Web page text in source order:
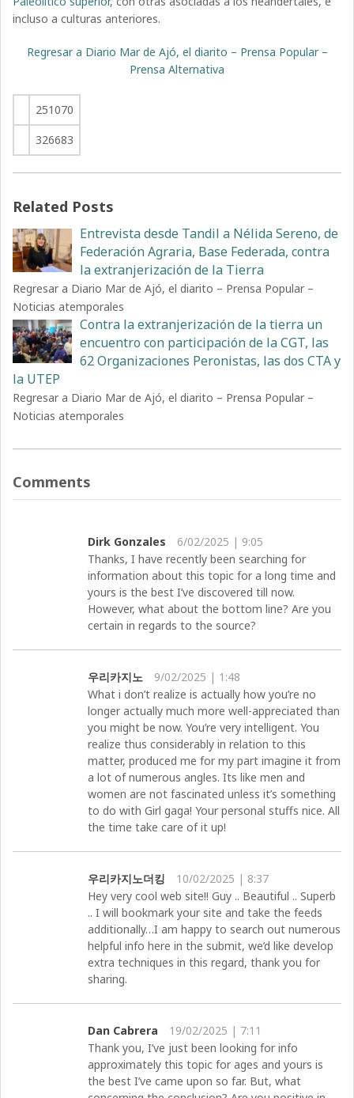
incluso a culturas anteriores.
Regresar a Diario Mar de Ajó, el diarito – Prensa Popular –
Prensa Alternativa
251070
326683
Related Posts
Entrevista desde Tandil a Nélida Sereno, de
Federación Agraria, Base Federada, contra
la extranjerización de la Tierra
Regresar a Diario Mar de Ajó, el diarito – Prensa Popular –
Noticias atemporales
Contra la extranjerización de la tierra un
encuentro con participación de la CGT, las
62 Organizaciones Peronistas, las dos CTA y
la UTEP
Regresar a Diario Mar de Ajó, el diarito – Prensa Popular –
Noticias atemporales
Comments
Dirk Gonzales
6/02/2025 | 9:05
Thanks, I have recently been searching for
information about this topic for a long time and
yours is the best I’ve discovered till now.
However, what about the bottom line? Are you
certain in regards to the source?
우리카지노
9/02/2025 | 1:48
What i don’t realize is actually how you’re no
longer actually much more well-appreciated than
you might be now. You’re very intelligent. You
realize thus considerably in relation to this
matter, produced me for my part imagine it from
a lot of numerous angles. Its like men and
women are not fascinated unless it’s something
to do with Girl gaga! Your personal stuffs nice. All
the time take care of it up!
우리카지노더킹
10/02/2025 | 8:37
Hey very cool web site!! Guy .. Beautiful .. Superb
.. I will bookmark your site and take the feeds
additionally…I am happy to search out numerous
helpful info here in the submit, we’d like develop
extra techniques in this regard, thank you for
sharing.
Dan Cabrera
19/02/2025 | 7:11
Thank you, I’ve just been looking for info
approximately this topic for ages and yours is
the best I’ve came upon so far. But, what